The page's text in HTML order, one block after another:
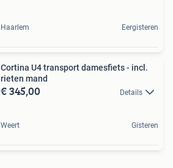
Haarlem Eergisteren
Cortina U4 transport damesfiets - incl.
rieten mand
€ 345,00 Details
Weert Gisteren